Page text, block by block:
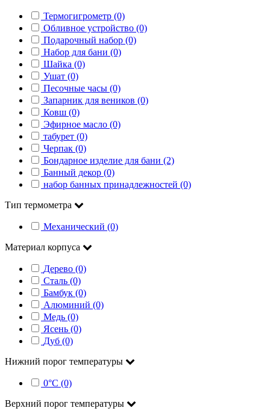
Термогигрометр (0)
Обливное устройство (0)
Подарочный набор (0)
Набор для бани (0)
Шайка (0)
Ушат (0)
Песочные часы (0)
Запарник для веников (0)
Ковш (0)
Эфирное масло (0)
табурет (0)
Черпак (0)
Бондарное изделие для бани (2)
Банный декор (0)
набор банных принадлежностей (0)
Тип термометра
Механический (0)
Материал корпуса
Дерево (0)
Сталь (0)
Бамбук (0)
Алюминий (0)
Медь (0)
Ясень (0)
Дуб (0)
Нижний порог температуры
0°С (0)
Верхний порог температуры